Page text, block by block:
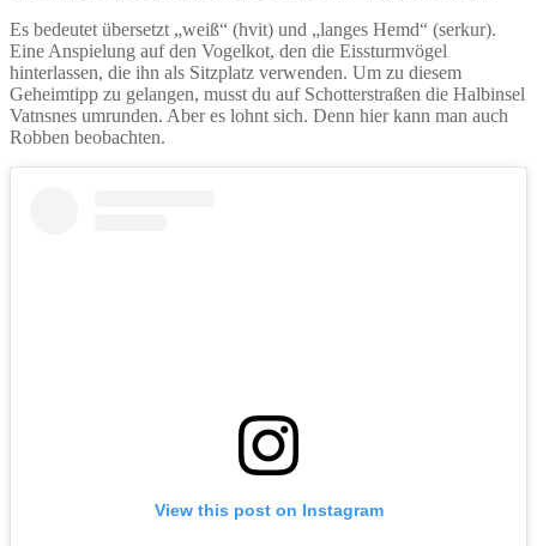
Es bedeutet übersetzt „weiß“ (hvit) und „langes Hemd“ (serkur).
Eine Anspielung auf den Vogelkot, den die Eissturmvögel
hinterlassen, die ihn als Sitzplatz verwenden. Um zu diesem
Geheimtipp zu gelangen, musst du auf Schotterstraßen die Halbinsel
Vatnsnes umrunden. Aber es lohnt sich. Denn hier kann man auch
Robben beobachten.
View this post on Instagram